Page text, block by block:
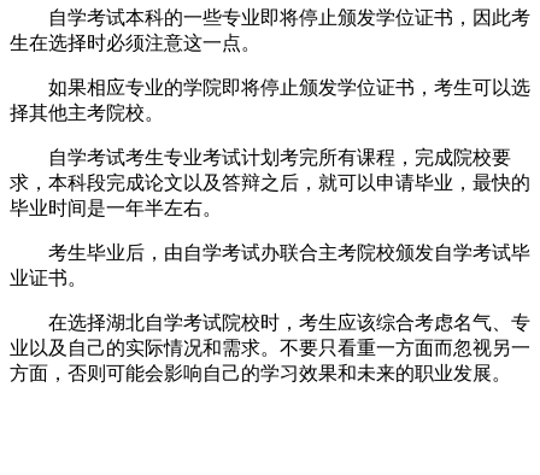
自学考试本科的一些专业即将停止颁发学位证书，因此考
生在选择时必须注意这一点。
如果相应专业的学院即将停止颁发学位证书，考生可以选
择其他主考院校。
自学考试考生专业考试计划考完所有课程，完成院校要
求，本科段完成论文以及答辩之后，就可以申请毕业，最快的
毕业时间是一年半左右。
考生毕业后，由自学考试办联合主考院校颁发自学考试毕
业证书。
在选择湖北自学考试院校时，考生应该综合考虑名气、专
业以及自己的实际情况和需求。不要只看重一方面而忽视另一
方面，否则可能会影响自己的学习效果和未来的职业发展。